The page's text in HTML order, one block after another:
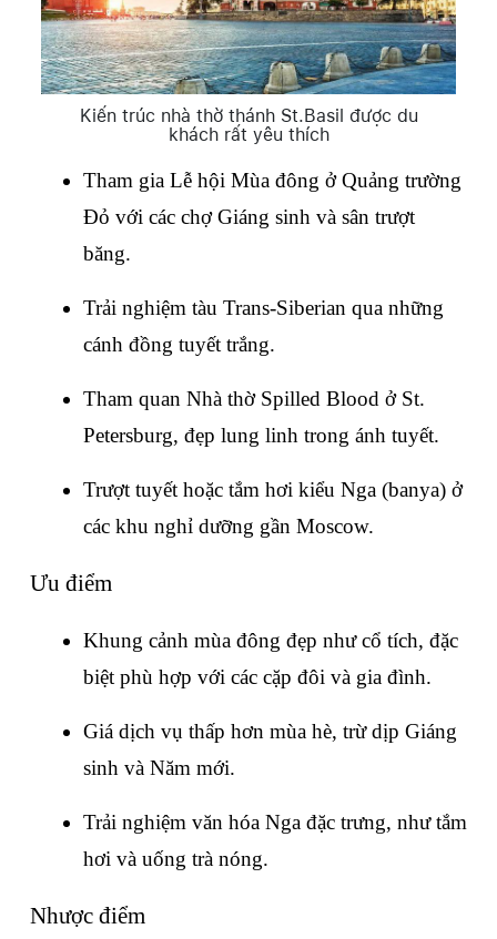
Kiến trúc nhà thờ thánh St.Basil được du
khách rất yêu thích
Tham gia Lễ hội Mùa đông ở Quảng trường
Đỏ với các chợ Giáng sinh và sân trượt
băng.
Trải nghiệm tàu Trans-Siberian qua những
cánh đồng tuyết trắng.
Tham quan Nhà thờ Spilled Blood ở St.
Petersburg, đẹp lung linh trong ánh tuyết.
Trượt tuyết hoặc tắm hơi kiểu Nga (banya) ở
các khu nghỉ dưỡng gần Moscow.
Ưu điểm
Khung cảnh mùa đông đẹp như cổ tích, đặc
biệt phù hợp với các cặp đôi và gia đình.
Giá dịch vụ thấp hơn mùa hè, trừ dịp Giáng
sinh và Năm mới.
Trải nghiệm văn hóa Nga đặc trưng, như tắm
hơi và uống trà nóng.
Nhược điểm